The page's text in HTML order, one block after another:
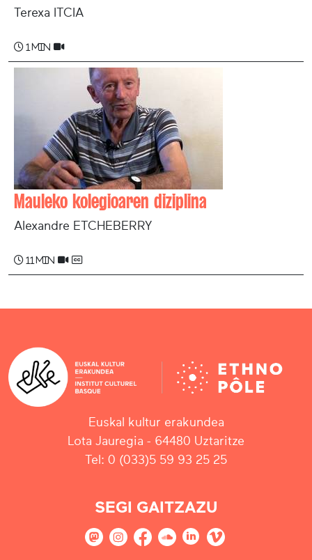
Terexa ITCIA
1 min
Mauleko kolegioaren diziplina
Alexandre ETCHEBERRY
11 min
Euskal kultur erakundea
Lota Jauregia - 64480 Uztaritze
Tel: 0 (033)5 59 93 25 25
SEGI GAITZAZU